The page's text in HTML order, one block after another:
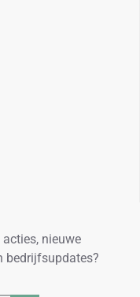
nieuwe
bedrijfsupdates?